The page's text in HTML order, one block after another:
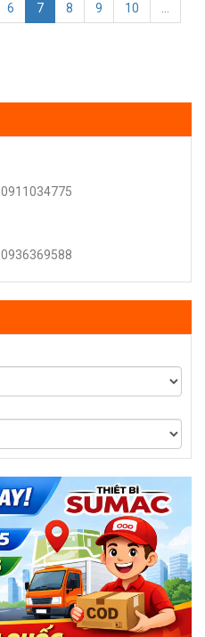
6 7 8 9 10
0911034775
0936369588